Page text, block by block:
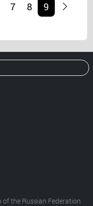
7 8 9
the Russian Federation